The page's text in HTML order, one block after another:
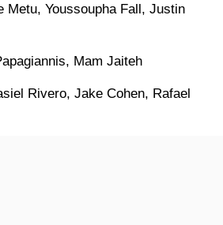
Metu, Youssoupha Fall, Justin
Mam Jaiteh
Rivero, Jake Cohen, Rafael